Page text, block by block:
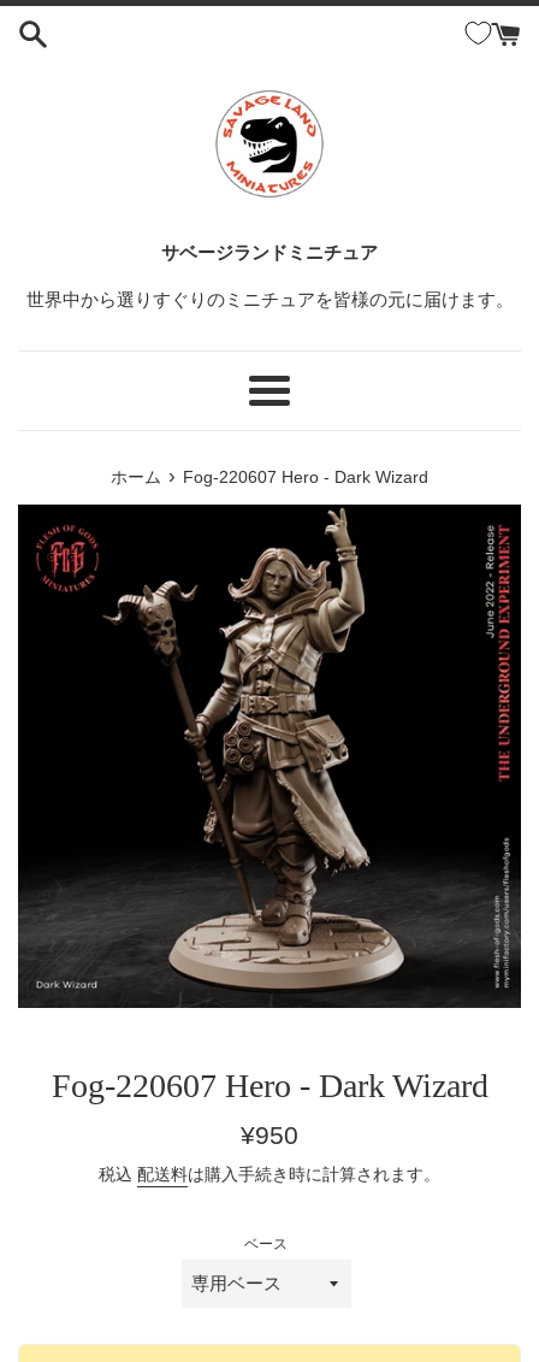
コ
サベージランドミニチュア
世界中から選りすぐりのミニチュアを皆様の元に届けます。
メ
ホーム › Fog-220607 Hero - Dark Wizard
Fog-220607 Hero - Dark Wizard
通
価
¥950
税込 配送料は購入手続き時に計算されます。
ベース